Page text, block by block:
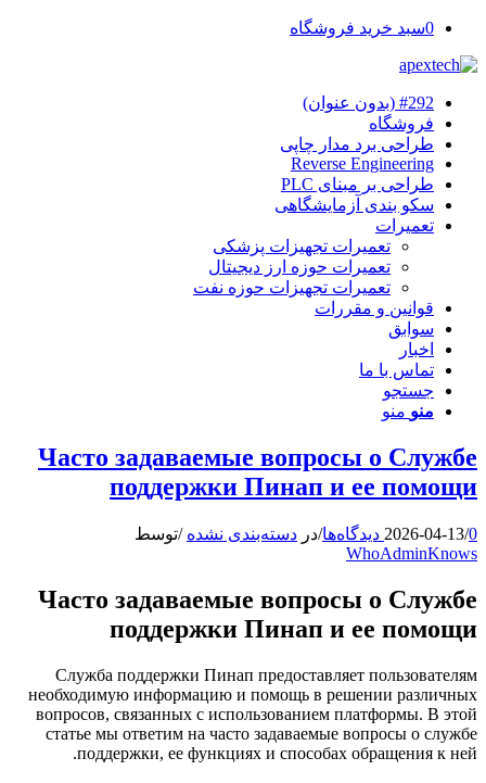
0سبد خرید فروشگاه
#292 (بدون عنوان)
فروشگاه
طراحی برد مدار چاپی
Reverse Engineering
طراحی بر مبنای PLC
سکو بندی آزمایشگاهی
تعمیرات
تعمیرات تجهیزات پزشکی
تعمیرات حوزه ارز دیجیتال
تعمیرات تجهیزات حوزه نفت
قوانین و مقررات
سوابق
اخبار
تماس با ما
جستجو
منو منو
Часто задаваемые вопросы о Службе
поддержки Пинап и ее помощи
2026-04-13/0 دیدگاه‌ها /در دسته‌بندی نشده /توسط
WhoAdminKnows
Часто задаваемые вопросы о Службе
поддержки Пинап и ее помощи
Служба поддержки Пинап предоставляет пользователям
необходимую информацию и помощь в решении различных
вопросов, связанных с использованием платформы. В этой
статье мы ответим на часто задаваемые вопросы о службе
поддержки, ее функциях и способах обращения к ней.